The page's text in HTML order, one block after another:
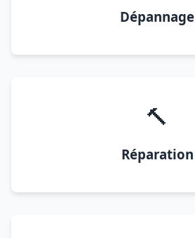
Dépannage
🔨
Réparation